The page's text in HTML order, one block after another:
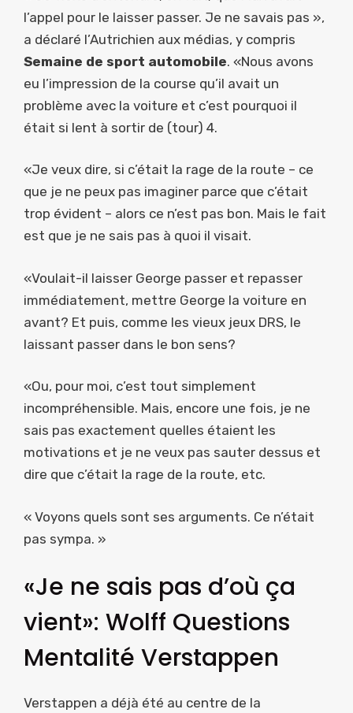
l’appel pour le laisser passer. Je ne savais pas »,
a déclaré l’Autrichien aux médias, y compris
Semaine de sport automobile. «Nous avons
eu l’impression de la course qu’il avait un
problème avec la voiture et c’est pourquoi il
était si lent à sortir de (tour) 4.
«Je veux dire, si c’était la rage de la route – ce
que je ne peux pas imaginer parce que c’était
trop évident – alors ce n’est pas bon. Mais le fait
est que je ne sais pas à quoi il visait.
«Voulait-il laisser George passer et repasser
immédiatement, mettre George la voiture en
avant? Et puis, comme les vieux jeux DRS, le
laissant passer dans le bon sens?
«Ou, pour moi, c’est tout simplement
incompréhensible. Mais, encore une fois, je ne
sais pas exactement quelles étaient les
motivations et je ne veux pas sauter dessus et
dire que c’était la rage de la route, etc.
« Voyons quels sont ses arguments. Ce n’était
pas sympa. »
«Je ne sais pas d’où ça
vient»: Wolff Questions
Mentalité Verstappen
Verstappen a déjà été au centre de la